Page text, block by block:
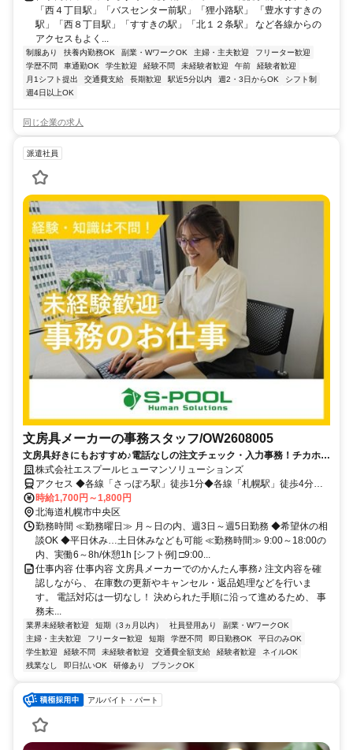
「西４丁目駅」「バスセンター前駅」「狸小路駅」 「豊水すすきの
駅」「西８丁目駅」「すすきの駅」「北１２条駅」 など各線からの
アクセスもよく...
制服あり 扶養内勤務OK 副業・WワークOK 主婦・主夫歓迎
フリーター歓迎
学歴不問
車通勤OK 学生歓迎 経験不問 未経験者歓迎 午前
経験者歓迎
月1シフト提出
交通費支給 長期歓迎 駅近5分以内 週2・3日からOK
シフト制
週4日以上OK
同じ企業の求人
派遣社員
文房具メーカーの事務スタッフ/OW2608005
文房具好きにもおすすめ♪電話なしの注文チェック・入力事務！チカホ直
結◎株式会社エスプールヒューマンソリューションズ
アクセス ◆各線「さっぽろ駅」徒歩1分◆各線「札幌駅」徒歩4分◆
各線「大通駅」徒歩7分
時給1,700円～1,800円
北海道札幌市中央区
勤務時間 ≪勤務曜日≫ 月～日の内、週3日～週5日勤務 ◆希望休の相
談OK ◆平日休み…土日休みなども可能 ≪勤務時間≫ 9:00～18:00の
内、実働6～8h/休憩1h [シフト例] □9:00...
仕事内容 仕事内容 文房具メーカーでのかんたん事務♪ 注文内容を確
認しながら、 在庫数の更新やキャンセル・返品処理などを行いま
す。 電話対応は一切なし！ 決められた手順に沿って進めるため、 事
務未...
業界未経験者歓迎 短期（3ヵ月以内） 社員登用あり
副業・WワークOK
主婦・主夫歓迎
フリーター歓迎 短期 学歴不問 即日勤務OK
平日のみOK
学生歓迎
経験不問 未経験者歓迎 交通費全額支給 経験者歓迎
ネイルOK
残業なし
即日払いOK 研修あり ブランクOK
アルバイト・パート